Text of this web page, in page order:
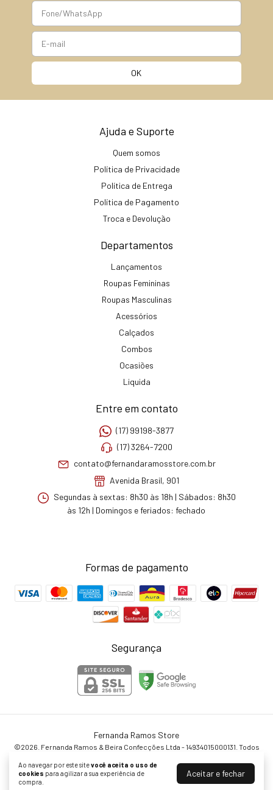
Ao navegar por este sitevocê aceita o uso de
cookies para agilizar a sua experiência de
compra.
Aceitar e fechar
Ajuda e Suporte
Quem somos
Política de Privacidade
Política de Entrega
Política de Pagamento
Troca e Devolução
Departamentos
Lançamentos
Roupas Femininas
Roupas Masculinas
Acessórios
Calçados
Combos
Ocasiões
Liquida
Entre em contato
(17) 99198-3877
(17) 3264-7200
contato@fernandaramosstore.com.br
Avenida Brasil, 901
Segundas à sextas: 8h30 às 18h | Sábados: 8h30
às 12h | Domingos e feriados: fechado
Formas de pagamento
Segurança
Fernanda Ramos Store
©2026. Fernanda Ramos & Beira Confecções Ltda - 14934015000131. Todos